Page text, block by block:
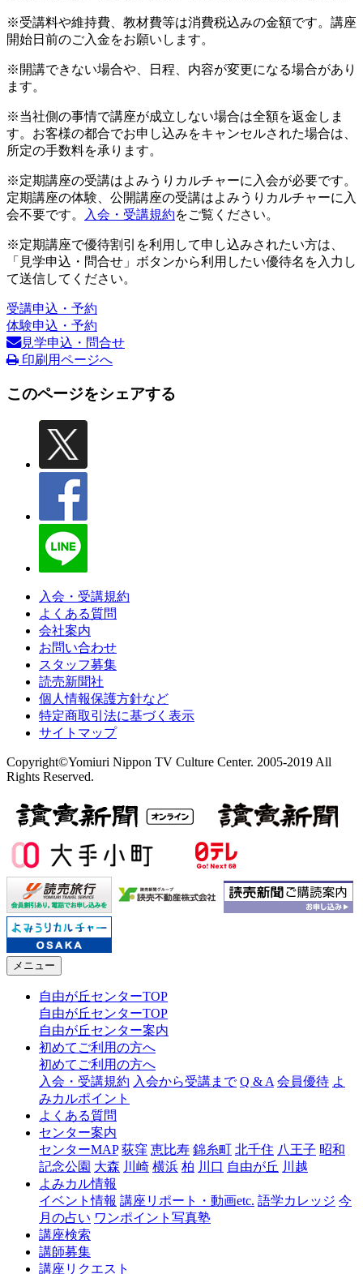
※受講料や維持費、教材費等は消費税込みの金額です。講座
開始日前のご入金をお願いします。
※開講できない場合や、日程、内容が変更になる場合があり
ます。
※当社側の事情で講座が成立しない場合は全額を返金しま
す。お客様の都合でお申し込みをキャンセルされた場合は、
所定の手数料を承ります。
※定期講座の受講はよみうりカルチャーに入会が必要です。
定期講座の体験、公開講座の受講はよみうりカルチャーに入
会不要です。
入会・受講規約をご覧ください。
※定期講座で優待割引を利用して申し込みされたい方は、
「見学申込・問合せ」ボタンから利用したい優待名を入力し
て送信してください。
受講申込・予約
体験申込・予約
見学申込・問合せ
印刷用ページへ
このページをシェアする
入会・受講規約
よくある質問
会社案内
お問い合わせ
スタッフ募集
読売新聞社
個人情報保護方針など
特定商取引法に基づく表示
サイトマップ
Copyright©Yomiuri Nippon TV Culture Center. 2005-2019 All
Rights Reserved.
メニュー
自由が丘センターTOP
自由が丘センターTOP
自由が丘センター案内
初めてご利用の方へ
初めてご利用の方へ
入会・受講規約 入会から受講まで Q & A 会員優待 よ
みカルポイント
よくある質問
センター案内
センターMAP 荻窪 恵比寿 錦糸町 北千住 八王子 昭和
記念公園 大森 川崎 横浜 柏 川口 自由が丘 川越
よみカル情報
イベント情報 講座リポート・動画etc. 語学カレッジ 今
月の占い ワンポイント写真塾
講座検索
講師募集
講座リクエスト